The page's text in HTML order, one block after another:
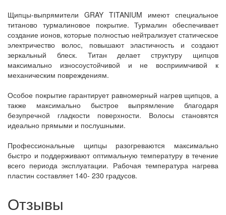
Щипцы-выпрямители GRAY TITANIUM имеют специальное
титаново турмалиновое покрытие. Турмалин обеспечивает
создание ионов, которые полностью нейтрализует статическое
электричество волос, повышают эластичность и создают
зеркальный блеск. Титан делает структуру щипцов
максимально износоустойчивой и не восприимчивой к
механическим повреждениям.
Особое покрытие гарантирует равномерный нагрев щипцов, а
также максимально быстрое выпрямление благодаря
безупречной гладкости поверхности. Волосы становятся
идеально прямыми и послушными.
Профессиональные щипцы разогреваются максимально
быстро и поддерживают оптимальную температуру в течение
всего периода эксплуатации. Рабочая температура нагрева
пластин составляет 140- 230 градусов.
Отзывы